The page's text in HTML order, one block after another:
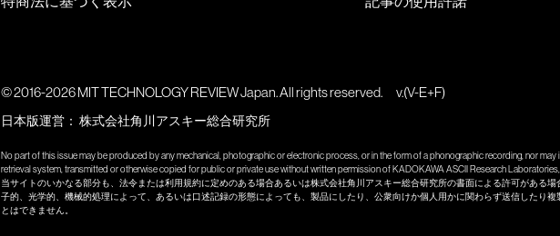
© 2016-2026 MIT TECHNOLOGY REVIEW Japan. All rights reserved. v.(V-E+F)
日本版運営： 株式会社角川アスキー総合研究所
No part of this issue may be produced by any mechanical, photographic or electronic process, or in the form of a phonographic recording, nor may
retrieval system, transmitted or otherwise copied for public or private use without written permission of KADOKAWA ASCII Research Laboratories,
当サイトのいかなる部分も、法令または利用規約に定めのある場合あるいは株式会社角川アスキー総合研究所の書面による許可がある場
子的、光学的、機械的処理によって、あるいは口述記録の形態によっても、製品にしたり、公衆向けか個人用かに関わらず送信したり複
とはできません。